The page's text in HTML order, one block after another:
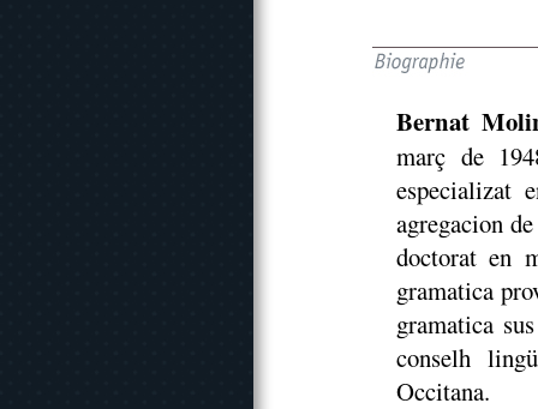
Bernat
març de
especializat
agregacion
doctorat en
gramatica
gramatica
conselh
Occitana.